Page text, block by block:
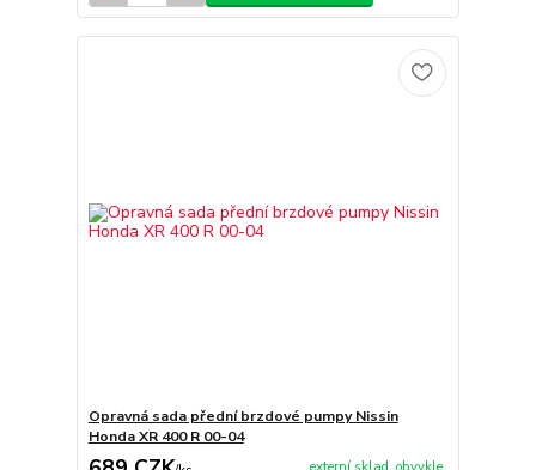
Opravná sada přední brzdové pumpy Nissin
Honda XR 400 R 00-04